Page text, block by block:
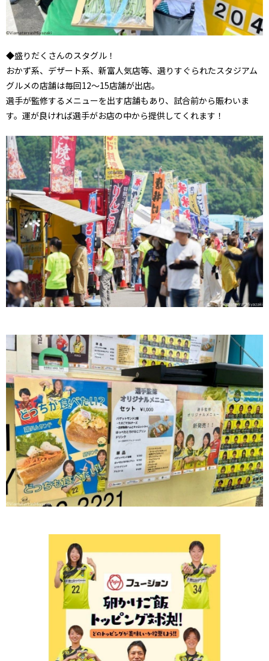
◆盛りだくさんのスタグル！
おかず系、デザート系、新富人気店等、選りすぐられたスタジアム
グルメの店舗は毎回12～15店舗が出店。
選手が監修するメニューを出す店舗もあり、試合前から賑わいま
す。運が良ければ選手がお店の中から提供してくれます！